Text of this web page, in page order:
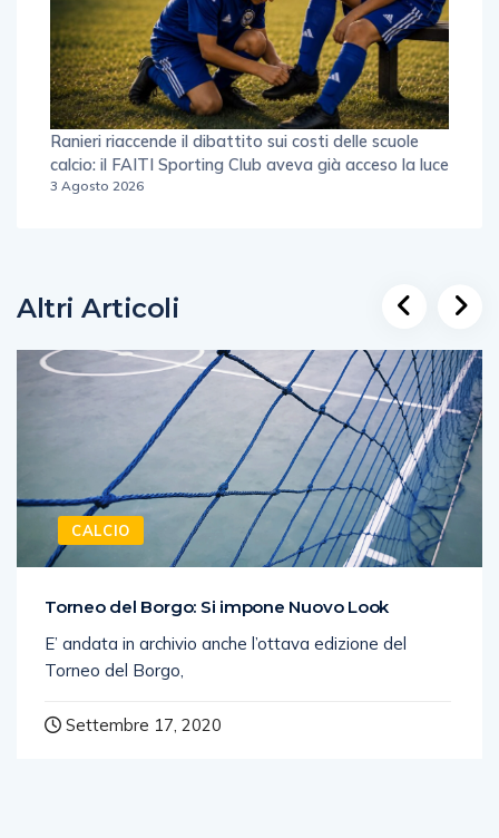
Ranieri riaccende il dibattito sui costi delle scuole
calcio: il FAITI Sporting Club aveva già acceso la luce
3 Agosto 2026
Altri Articoli
CALCIO
Torneo del Borgo: Si impone Nuovo Look
E’ andata in archivio anche l’ottava edizione del
Torneo del Borgo,
Settembre 17, 2020